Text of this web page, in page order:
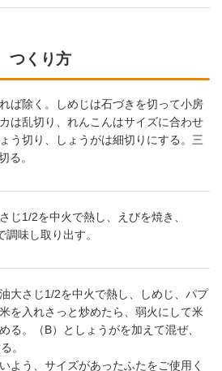
つくり方
ば除く。しめじは石づきを切って小房
は乱切り、れんこんはサイズに合わせ
う切り、しょうがは細切りにする。三
る。
じ1/2を中火で熱し、えびを焼き、
調味し取り出す。
大さじ1/2を中火で熱し、しめじ、パプ
を入れさっと炒めたら、弱火にして米
る。（B）としょうがを加えて混ぜ、
。
よう、サイズがあったふたをご使用く